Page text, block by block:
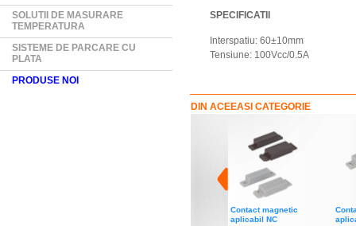
SOLUTII DE MASURARE
TEMPERATURA
SISTEME DE PARCARE CU
PLATA
PRODUSE NOI
SPECIFICATII
Interspatiu: 60±10mm
Tensiune: 100Vcc/0.5A
DIN ACEEASI CATEGORIE
Contact magnetic
aplicabil NC